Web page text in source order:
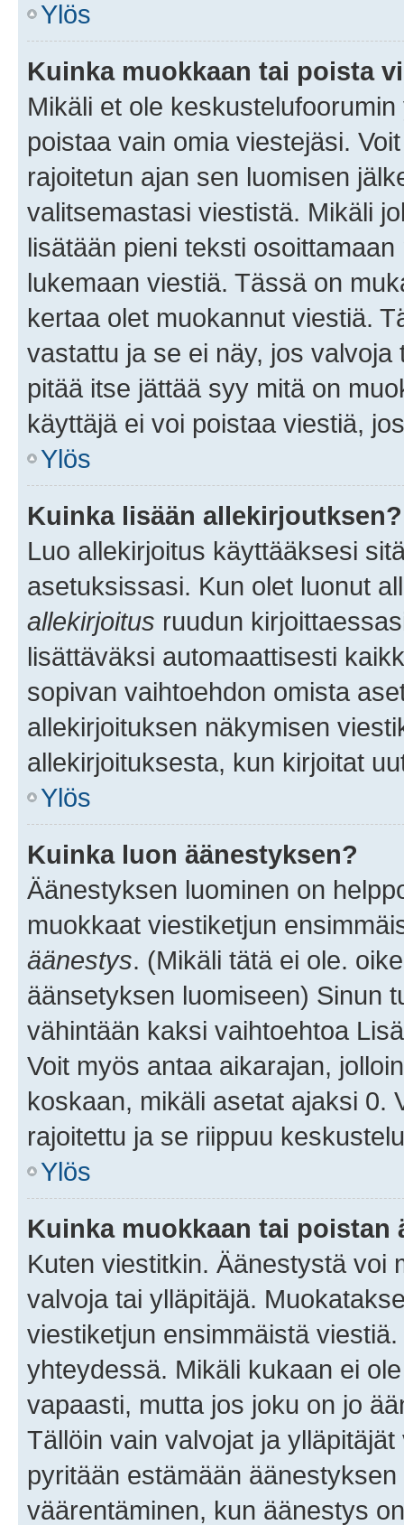
Ylös
Kuinka muokkaan tai poista
Mikäli et ole
poistaa vain omia viestejäsi.
rajoitetun ajan sen luomisen
valitsemastasi viestistä. Mikäli
lisätään pieni teksti
lukemaan viestiä. Tässä on
kertaa olet muokannut viestiä.
vastattu ja se ei näy, jos
pitää itse jättää syy mitä on
käyttäjä ei voi poistaa viestiä,
Ylös
Kuinka lisään allekirjoutksen?
Luo allekirjoitus käyttääksesi
asetuksissasi. Kun olet luonut
allekirjoitus ruudun
lisättäväksi automaattisesti
sopivan vaihtoehdon omista
allekirjoituksen näkymisen
allekirjoituksesta, kun kirjoitat
Ylös
Kuinka luon äänestyksen?
Äänestyksen luominen on
muokkaat viestiketjun
äänestys. (Mikäli tätä ei ole.
äänsetyksen luomiseen) Sinun
vähintään kaksi vaihtoehtoa
Voit myös antaa aikarajan,
koskaan, mikäli asetat ajaksi 0.
rajoitettu ja se riippuu
Ylös
Kuinka muokkaan tai poistan
Kuten viestitkin. Äänestystä voi
valvoja tai ylläpitäjä.
viestiketjun ensimmäistä
yhteydessä. Mikäli kukaan ei
vapaasti, mutta jos joku on jo
Tällöin vain valvojat ja
pyritään estämään
väärentäminen, kun äänestys